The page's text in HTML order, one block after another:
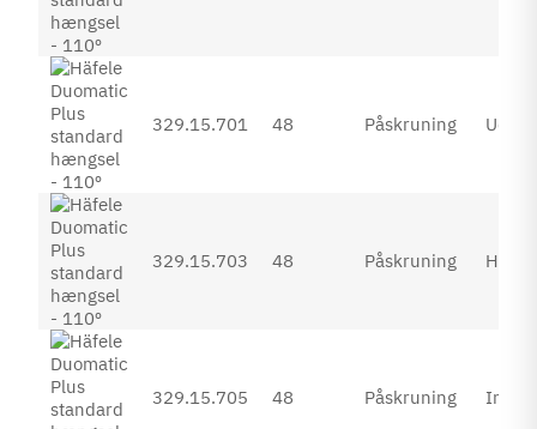
329.15.701 48 Påskruning
329.15.703 48 Påskruning
329.15.705 48 Påskruning